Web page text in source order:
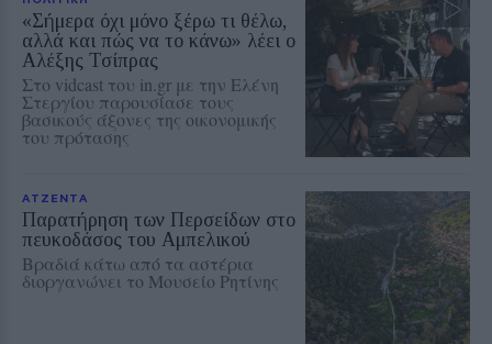
«Σήμερα όχι μόνο ξέρω τι θέλω,
αλλά και πώς να το κάνω» λέει ο
Αλέξης Τσίπρας
Στο vidcast του in.gr με την Ελένη
Στεργίου παρουσίασε τους
βασικούς άξονες της οικονομικής
του πρότασης
ΑΤΖΕΝΤΑ
Παρατήρηση των Περσείδων στο
πευκοδάσος του Αμπελικού
Βραδιά κάτω από τα αστέρια
διοργανώνει το Μουσείο Ρητίνης